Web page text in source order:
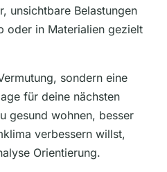
unsichtbare Belastungen
oder in Materialien gezielt
sondern eine
für deine nächsten
gesund wohnen, besser
verbessern willst,
Orientierung.